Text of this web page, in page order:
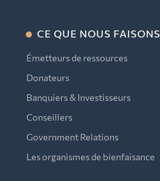
CE QUE NOUS FAISONS
Émetteurs de ressources
Donateurs
Banquiers & Investisseurs
Conseillers
Government Relations
Les organismes de bienfaisance